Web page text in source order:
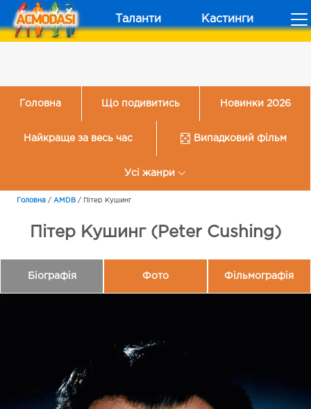
Таланти Кастинги
Головна Що подивитись Новинки 2026
Найкраще за весь час Випадковий фільм
Усі жанри
Головна / AMDB / Пітер Кушинг
Пітер Кушинг (Peter Cushing)
Біографія Фото Фільмографія